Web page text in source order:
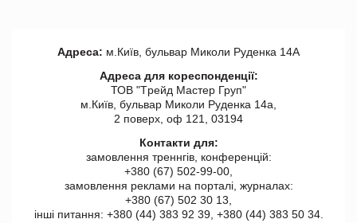
Адреса: м.Київ, бульвар Миколи Руденка 14А
Адреса для кореспонденції:
ТОВ "Tрейд Мастер Груп"
м.Київ, бульвар Миколи Руденка 14а,
2 поверх, оф 121, 03194
Контакти для:
замовлення треннгів, конференцій:
+380 (67) 502-99-00,
замовлення реклами на порталі, журналах:
+380 (67) 502 30 13,
інші питання: +380 (44) 383 92 39, +380 (44) 383 50 34.